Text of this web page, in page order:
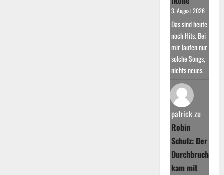
3. August 2026
Das sind heute
noch Hits. Bei
mir laufen nur
solche Songs,
nichts neues.
patrickzu
Robin
Schulz: Der
Durchbruch
kam mit